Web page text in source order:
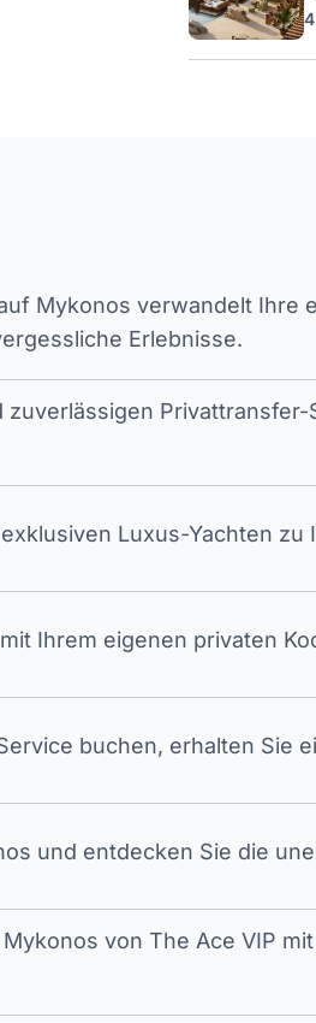
Mykonos verwandelt Ihre
Erlebnisse.
Luxus-Yachten zu
Ihrem eigenen privaten
buchen, erhalten Sie
und entdecken Sie die
von The Ace VIP